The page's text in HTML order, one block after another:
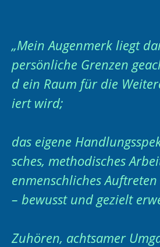
„Mein Augenmerk liegt
persönliche Grenzen
d ein Raum für die
iert wird;
das eigene
sches, methodisches
enmenschliches
– bewusst und gezielt
Zuhören, achtsamer